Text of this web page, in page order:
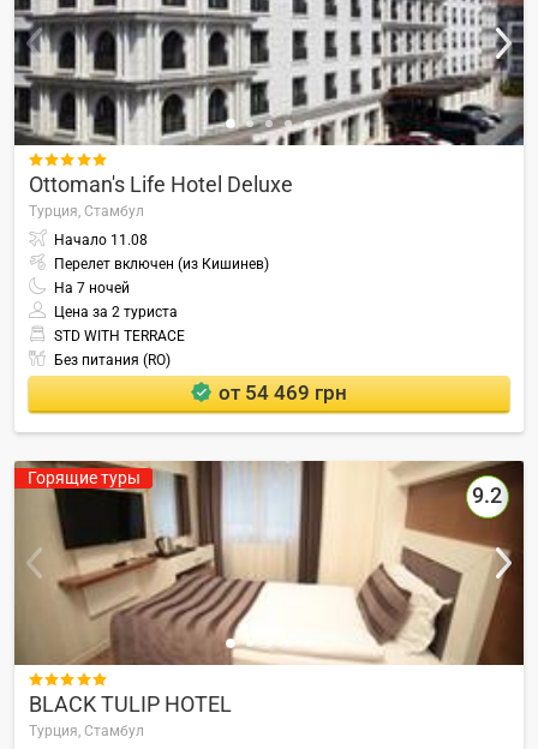

Ottoman's Life Hotel Deluxe
Турция, Стамбул
Начало 11.08
Перелет включен (из Кишинев)
На 7 ночей
Цена за 2 туриста
STD WITH TERRACE
Без питания (RO)
от 54 469 грн
Горящие туры
9.2

BLACK TULIP HOTEL
Турция, Стамбул